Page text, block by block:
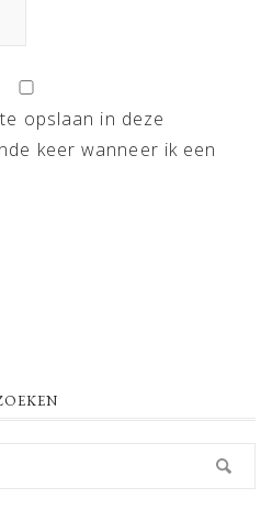
opslaan in deze
keer wanneer ik een